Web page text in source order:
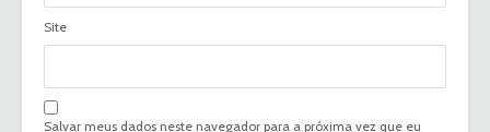
Site
Salvar meus dados neste navegador para a próxima vez que eu